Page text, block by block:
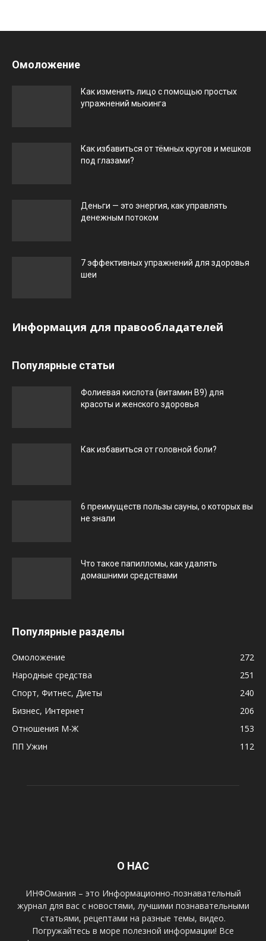
Омоложение
Как изменить лицо с помощью простых
упражнений мьюинга
Как избавиться от тёмных кругов и мешков
под глазами?
Деньги — это энергия, как управлять
денежным потоком
7 эффективных упражнений для здоровья
шеи
Информация для правообладателей
Популярные статьи
Фолиевая кислота (витамин В9) для
красоты и женского здоровья
Как избавиться от головной боли?
6 преимуществ пользы сауны, о которых вы
не знали
Что такое папилломы, как удалять
домашними средствами
Популярные разделы
Омоложение
272
Народные средства
251
Спорт, Фитнес, Диеты
240
Бизнес, Интернет
206
Отношения М-Ж
153
ПП Ужин
112
О НАС
ИНФОмания – это Информационно-познавательный
журнал для вас с новостями, лучшими познавательными
статьями, рецептами на разные темы, видео.
Погружайтесь в море полезной информации! Все